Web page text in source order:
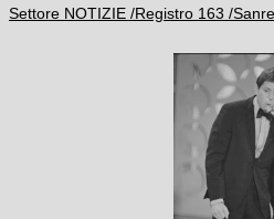
Settore NOTIZIE /Registro 163 /